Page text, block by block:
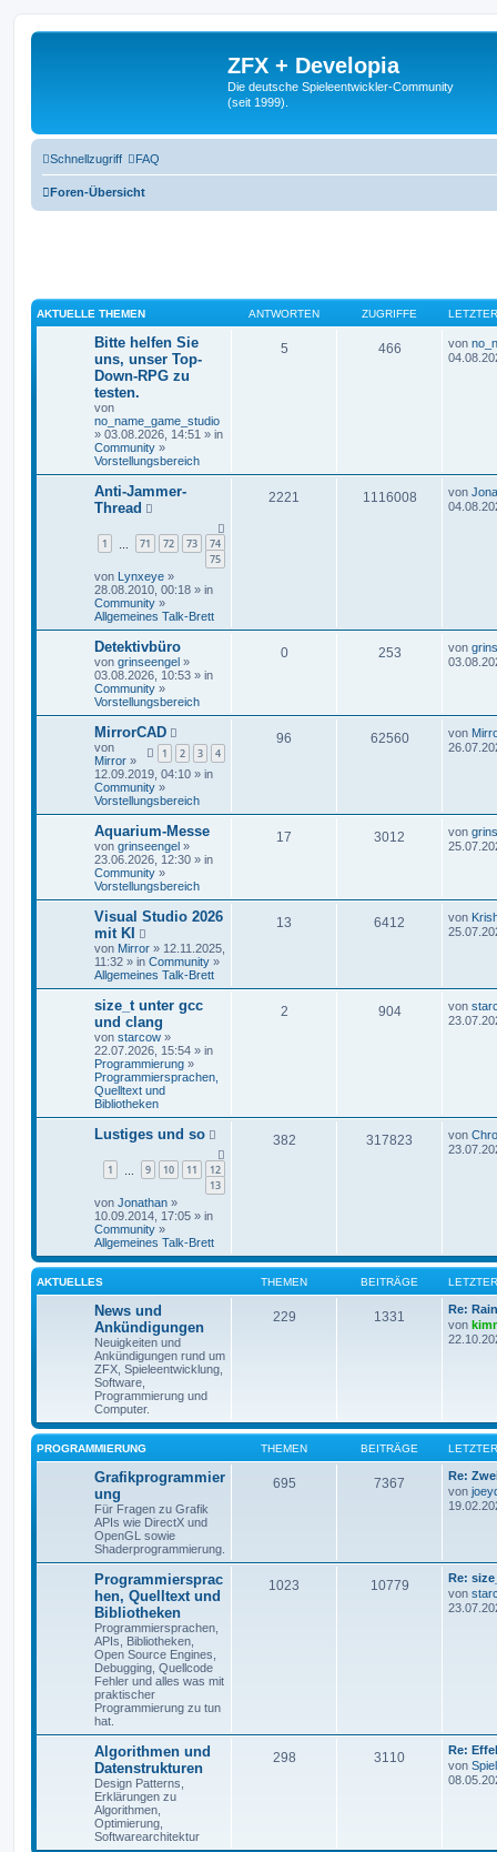
ZFX + Developia
Die deutsche Spieleentwickler-Community
(seit 1999).
Schnellzugriff FAQ
Foren-Übersicht
AKTUELLE THEMEN ANTWORTEN ZUGRIFFE
Bitte helfen Sie
uns, unser Top-
Down-RPG zu
testen.
von
no_name_game_studio
» 03.08.2026, 14:51 » in
Community »
Vorstellungsbereich
5 466 von
Anti-Jammer-
Thread
1 71 72 73
74
75
von Lynxeye »
28.08.2010, 00:18 » in
Community »
Allgemeines Talk-Brett
2221 1116008 von
Detektivbüro
von grinseengel »
03.08.2026, 10:53 » in
Community »
Vorstellungsbereich
0 253 von
MirrorCAD
1 2 3 4
von
Mirror »
12.09.2019, 04:10 » in
Community »
Vorstellungsbereich
96 62560 von
Aquarium-Messe
von grinseengel »
23.06.2026, 12:30 » in
Community »
Vorstellungsbereich
17 3012 von
Visual Studio 2026
mit KI
von Mirror » 12.11.2025,
11:32 » in Community »
Allgemeines Talk-Brett
13 6412 von
size_t unter gcc
und clang
von starcow »
22.07.2026, 15:54 » in
Programmierung »
Programmiersprachen,
Quelltext und
Bibliotheken
2 904 von
Lustiges und so
1 9 10 11
12
13
von Jonathan »
10.09.2014, 17:05 » in
Community »
Allgemeines Talk-Brett
382 317823 von
AKTUELLES THEMEN BEITRÄGE
News und
Ankündigungen
Neuigkeiten und
Ankündigungen rund um
ZFX, Spieleentwicklung,
Software,
Programmierung und
Computer.
229 1331
Re:
von
PROGRAMMIERUNG THEMEN BEITRÄGE
Grafikprogrammier
ung
Für Fragen zu Grafik
APIs wie DirectX und
OpenGL sowie
Shaderprogrammierung.
695 7367
Re:
von
Programmiersprac
hen, Quelltext und
Bibliotheken
Programmiersprachen,
APIs, Bibliotheken,
Open Source Engines,
Debugging, Quellcode
Fehler und alles was mit
praktischer
Programmierung zu tun
hat.
1023 10779
Re:
von
Algorithmen und
Datenstrukturen
Design Patterns,
Erklärungen zu
Algorithmen,
Optimierung,
Softwarearchitektur
298 3110
Re:
von